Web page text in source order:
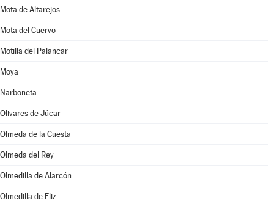
Mota de Altarejos
Mota del Cuervo
Motilla del Palancar
Moya
Narboneta
Olivares de Júcar
Olmeda de la Cuesta
Olmeda del Rey
Olmedilla de Alarcón
Olmedilla de Eliz